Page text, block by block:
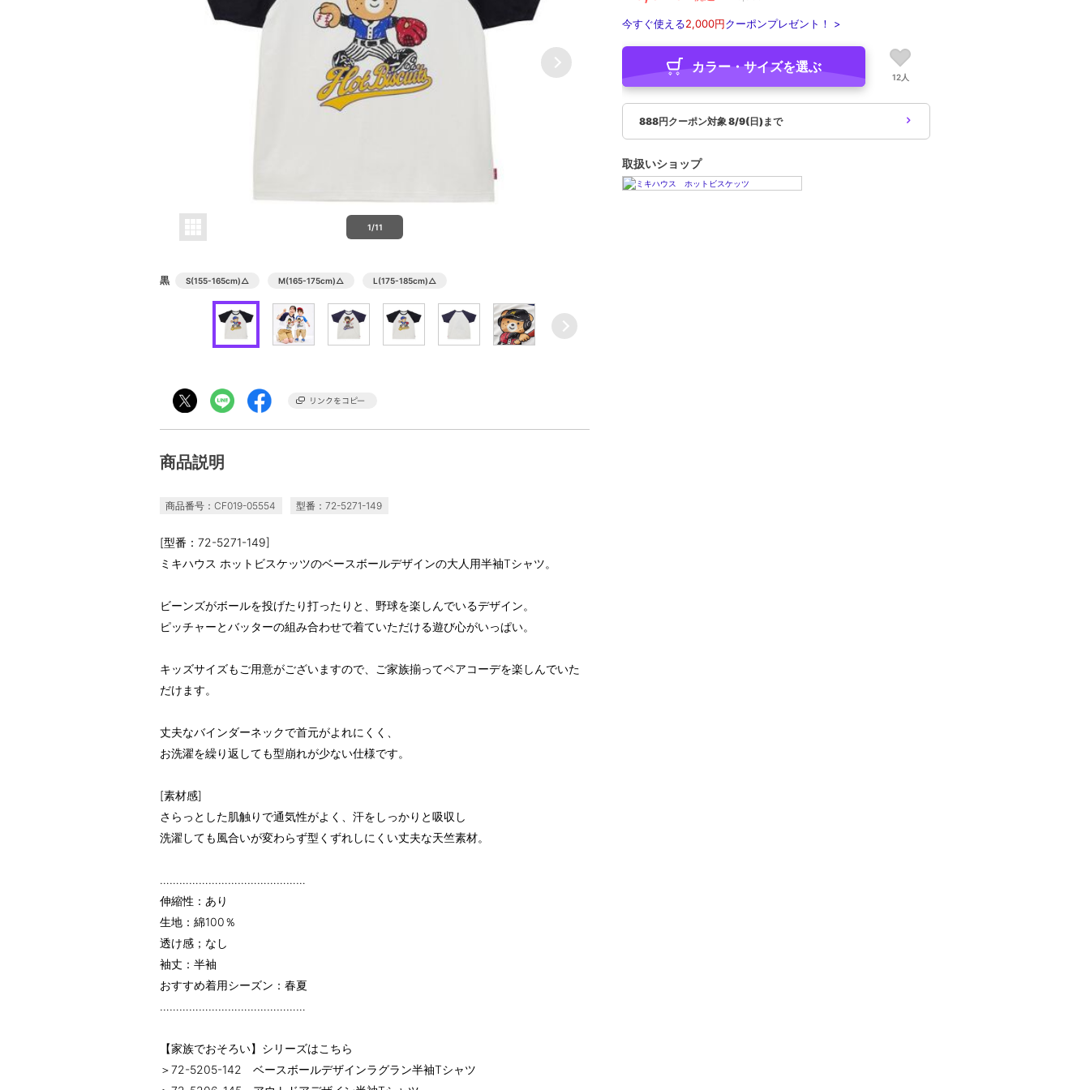
1/11
黒 S(155-165cm)△ M(165-175cm)△ L(175-185cm)△
商品説明
商品番号：CF019-05554 型番：72-5271-149
[型番：72-5271-149]
ミキハウス ホットビスケッツのベースボールデザインの大人用半袖Tシャツ。
ビーンズがボールを投げたり打ったりと、野球を楽しんでいるデザイン。
ピッチャーとバッターの組み合わせで着ていただける遊び心がいっぱい。
キッズサイズもご用意がございますので、ご家族揃ってペアコーデを楽しんでいた
だけます。
丈夫なバインダーネックで首元がよれにくく、
お洗濯を繰り返しても型崩れが少ない仕様です。
[素材感]
さらっとした肌触りで通気性がよく、汗をしっかりと吸収し
洗濯しても風合いが変わらず型くずれしにくい丈夫な天竺素材。
………………………………………
伸縮性：あり
生地：綿100％
透け感；なし
袖丈：半袖
おすすめ着用シーズン：春夏
………………………………………
【家族でおそろい】シリーズはこちら
＞72-5205-142 ベースボールデザインラグラン半袖Tシャツ
今すぐ使える2,000円クーポンプレゼント！ >
カラー・サイズを選ぶ
12人
888円クーポン対象 8/9(日)まで
取扱いショップ